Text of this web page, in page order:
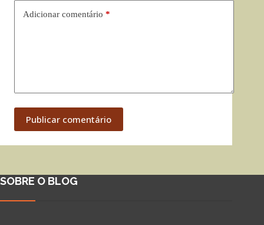
Adicionar comentário *
Publicar comentário
SOBRE O BLOG